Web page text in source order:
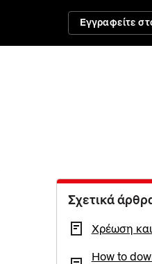
Εγγραφείτε
Σχετικά
Χρέωση
How to